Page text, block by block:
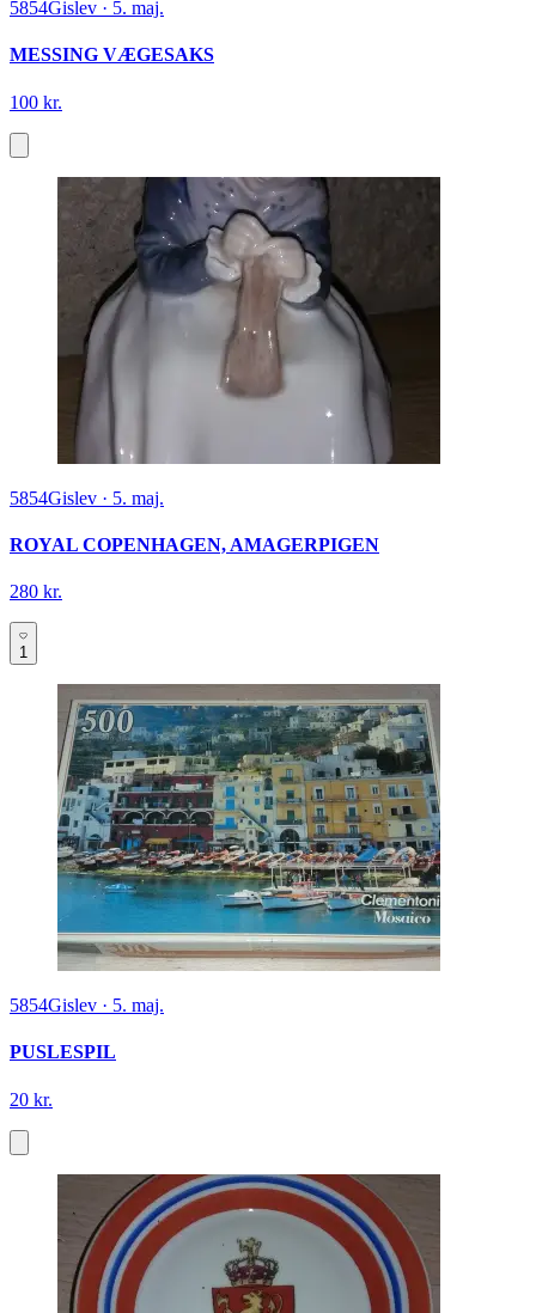
5854Gislev · 5. maj.
MESSING VÆGESAKS
100 kr.
5854Gislev · 5. maj.
ROYAL COPENHAGEN, AMAGERPIGEN
280 kr.
1
5854Gislev · 5. maj.
PUSLESPIL
20 kr.